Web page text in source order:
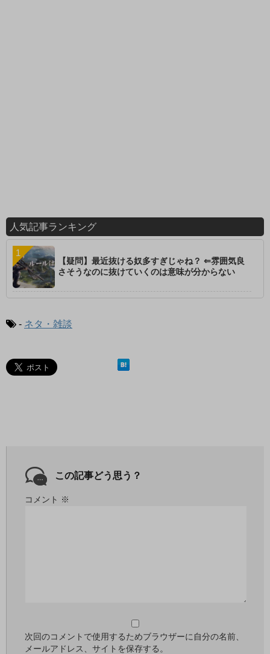
人気記事ランキング
【疑問】最近抜ける奴多すぎじゃね？ ⇐雰囲気良
さそうなのに抜けていくのは意味が分からない
- ネタ・雑談
この記事どう思う？
コメント ※
次回のコメントで使用するためブラウザーに自分の名前、
メールアドレス、サイトを保存する。